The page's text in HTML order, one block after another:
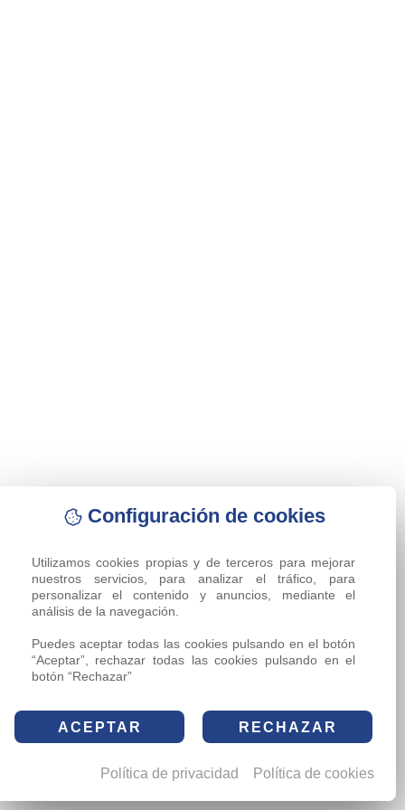
Configuración de cookies
Utilizamos cookies propias y de terceros para mejorar
nuestros servicios, para analizar el tráfico, para
personalizar el contenido y anuncios, mediante el
análisis de la navegación.
Puedes aceptar todas las cookies pulsando en el botón
“Aceptar”, rechazar todas las cookies pulsando en el
botón “Rechazar”
ACEPTAR RECHAZAR
Política de privacidad Política de cookies